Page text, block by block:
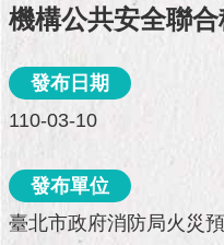
市
府
團
隊
市
政
公
告
機構公共安全聯
發布日期
110-03-10
發布單位
臺北市政府消防局火災